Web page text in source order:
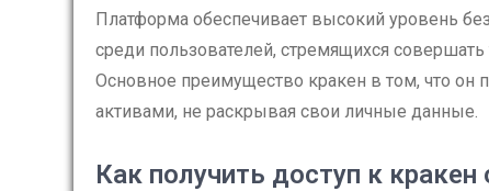
Платформа обеспечивает высокий уровень
среди пользователей, стремящихся
Основное преимущество кракен в том, что
активами, не раскрывая свои личные данные.
Как получить доступ к кракен